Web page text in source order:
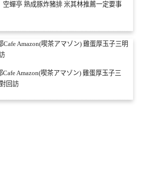
空蟬亭 熟成豚炸豬排 米其林推薦一定要事
Cafe Amazon(喫茶アマゾン) 雞蛋厚玉子三
回訪